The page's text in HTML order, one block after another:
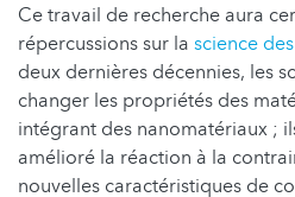
Ce travail de recherche aura
répercussions sur la science
deux dernières décennies, les
changer les propriétés des
intégrant des nanomatériaux ;
amélioré la réaction à la
nouvelles caractéristiques de